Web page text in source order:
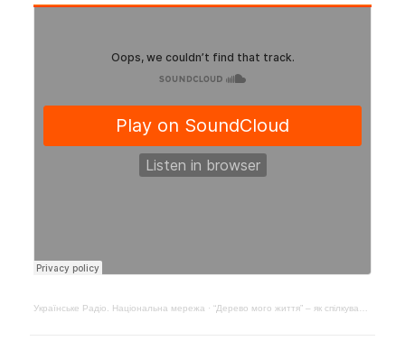
Українське Радіо. Національна мережа · “Дерево мого життя” – як спілкуватися з військовими